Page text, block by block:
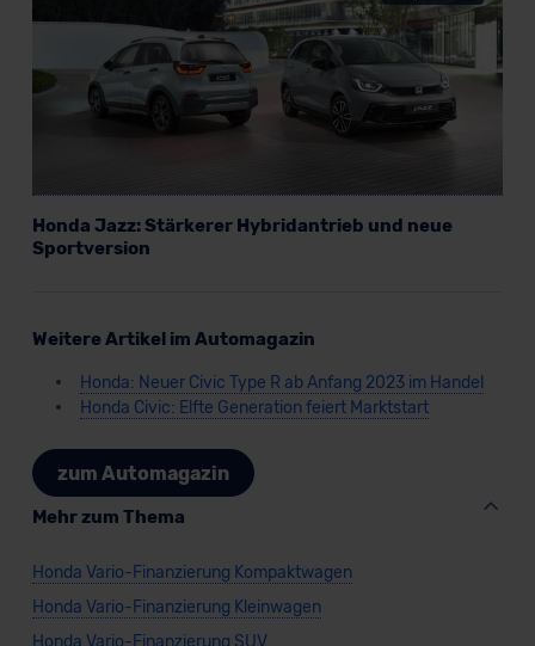
Honda Jazz: Stärkerer Hybridantrieb und neue
Sportversion
Weitere Artikel im Automagazin
Honda: Neuer Civic Type R ab Anfang 2023 im Handel
Honda Civic: Elfte Generation feiert Marktstart
zum Automagazin
Mehr zum Thema
Honda Vario-Finanzierung Kompaktwagen
Honda Vario-Finanzierung Kleinwagen